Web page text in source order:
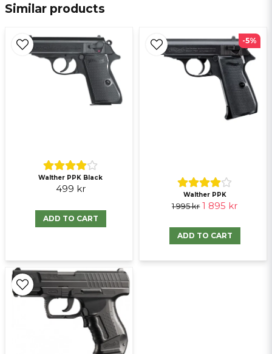
Similar products
Walther PPK Black
499 kr
ADD TO CART
Walther PPK
1 995 kr 1 895 kr
ADD TO CART
-5%